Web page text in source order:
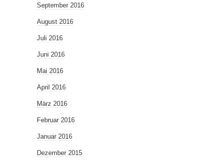
September 2016
August 2016
Juli 2016
Juni 2016
Mai 2016
April 2016
März 2016
Februar 2016
Januar 2016
Dezember 2015